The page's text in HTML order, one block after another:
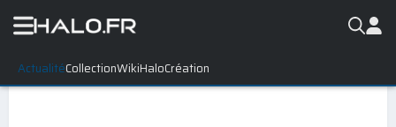
ActualitéCollectionWikiHaloCréation